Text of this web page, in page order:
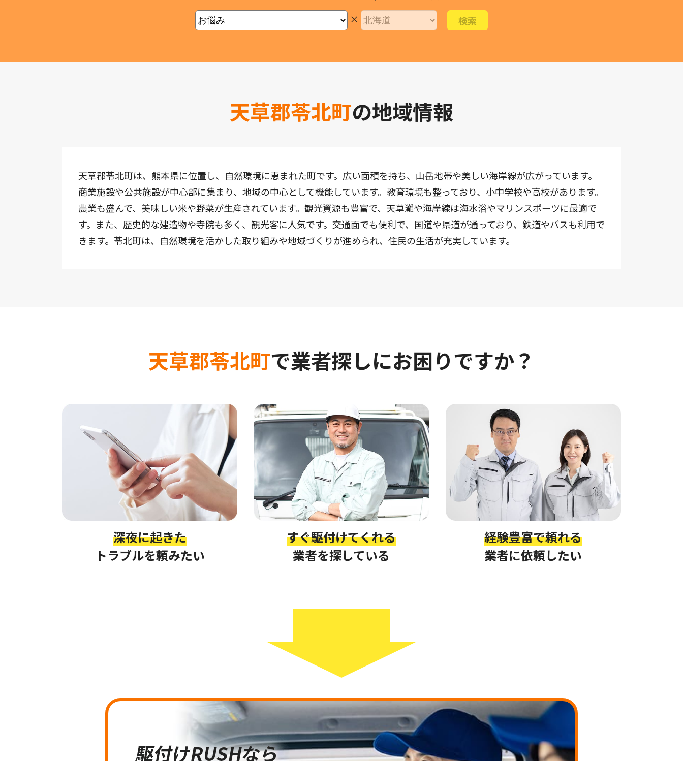
×
天草郡苓北町の地域情報
天草郡苓北町は、熊本県に位置し、自然環境に恵まれた町です。広い面積を持ち、山岳地帯や美しい海岸線が広がっています。
商業施設や公共施設が中心部に集まり、地域の中心として機能しています。教育環境も整っており、小中学校や高校があります。
農業も盛んで、美味しい米や野菜が生産されています。観光資源も豊富で、天草灘や海岸線は海水浴やマリンスポーツに最適で
す。また、歴史的な建造物や寺院も多く、観光客に人気です。交通面でも便利で、国道や県道が通っており、鉄道やバスも利用で
きます。苓北町は、自然環境を活かした取り組みや地域づくりが進められ、住民の生活が充実しています。
天草郡苓北町で業者探しにお困りですか？
深夜に起きた
トラブルを頼みたい
すぐ駆付けてくれる
業者を探している
経験豊富で頼れる
業者に依頼したい